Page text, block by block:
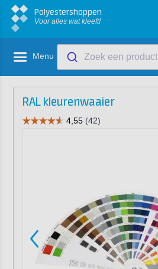
Polyestershoppen
Voor alles wat kleeft!
Menu Zoek een
RAL kleurenwaaier